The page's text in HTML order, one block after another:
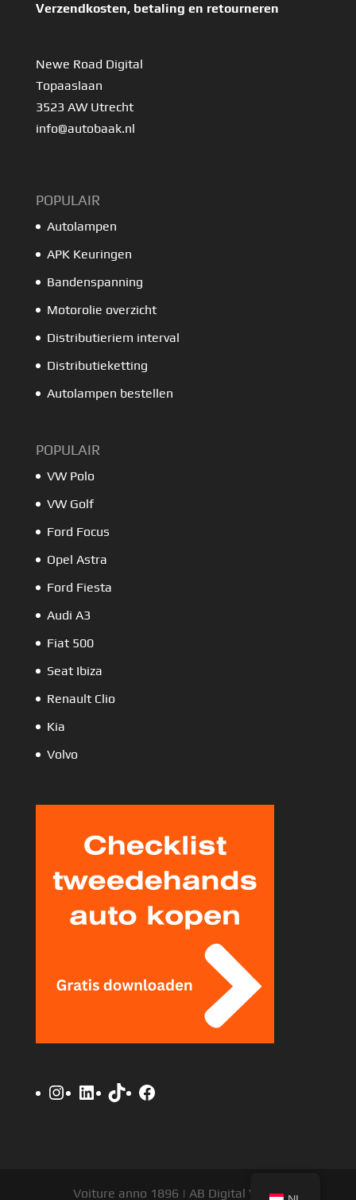
Verzendkosten, betaling en retourneren
Newe Road Digital
Topaaslaan
3523 AW Utrecht
info@autobaak.nl
POPULAIR
Autolampen
APK Keuringen
Bandenspanning
Motorolie overzicht
Distributieriem interval
Distributieketting
Autolampen bestellen
POPULAIR
VW Polo
VW Golf
Ford Focus
Opel Astra
Ford Fiesta
Audi A3
Fiat 500
Seat Ibiza
Renault Clio
Kia
Volvo
Instagram
LinkedIn
TikTokFacebook
Voiture anno 1896 | AB Digital V.O.F.